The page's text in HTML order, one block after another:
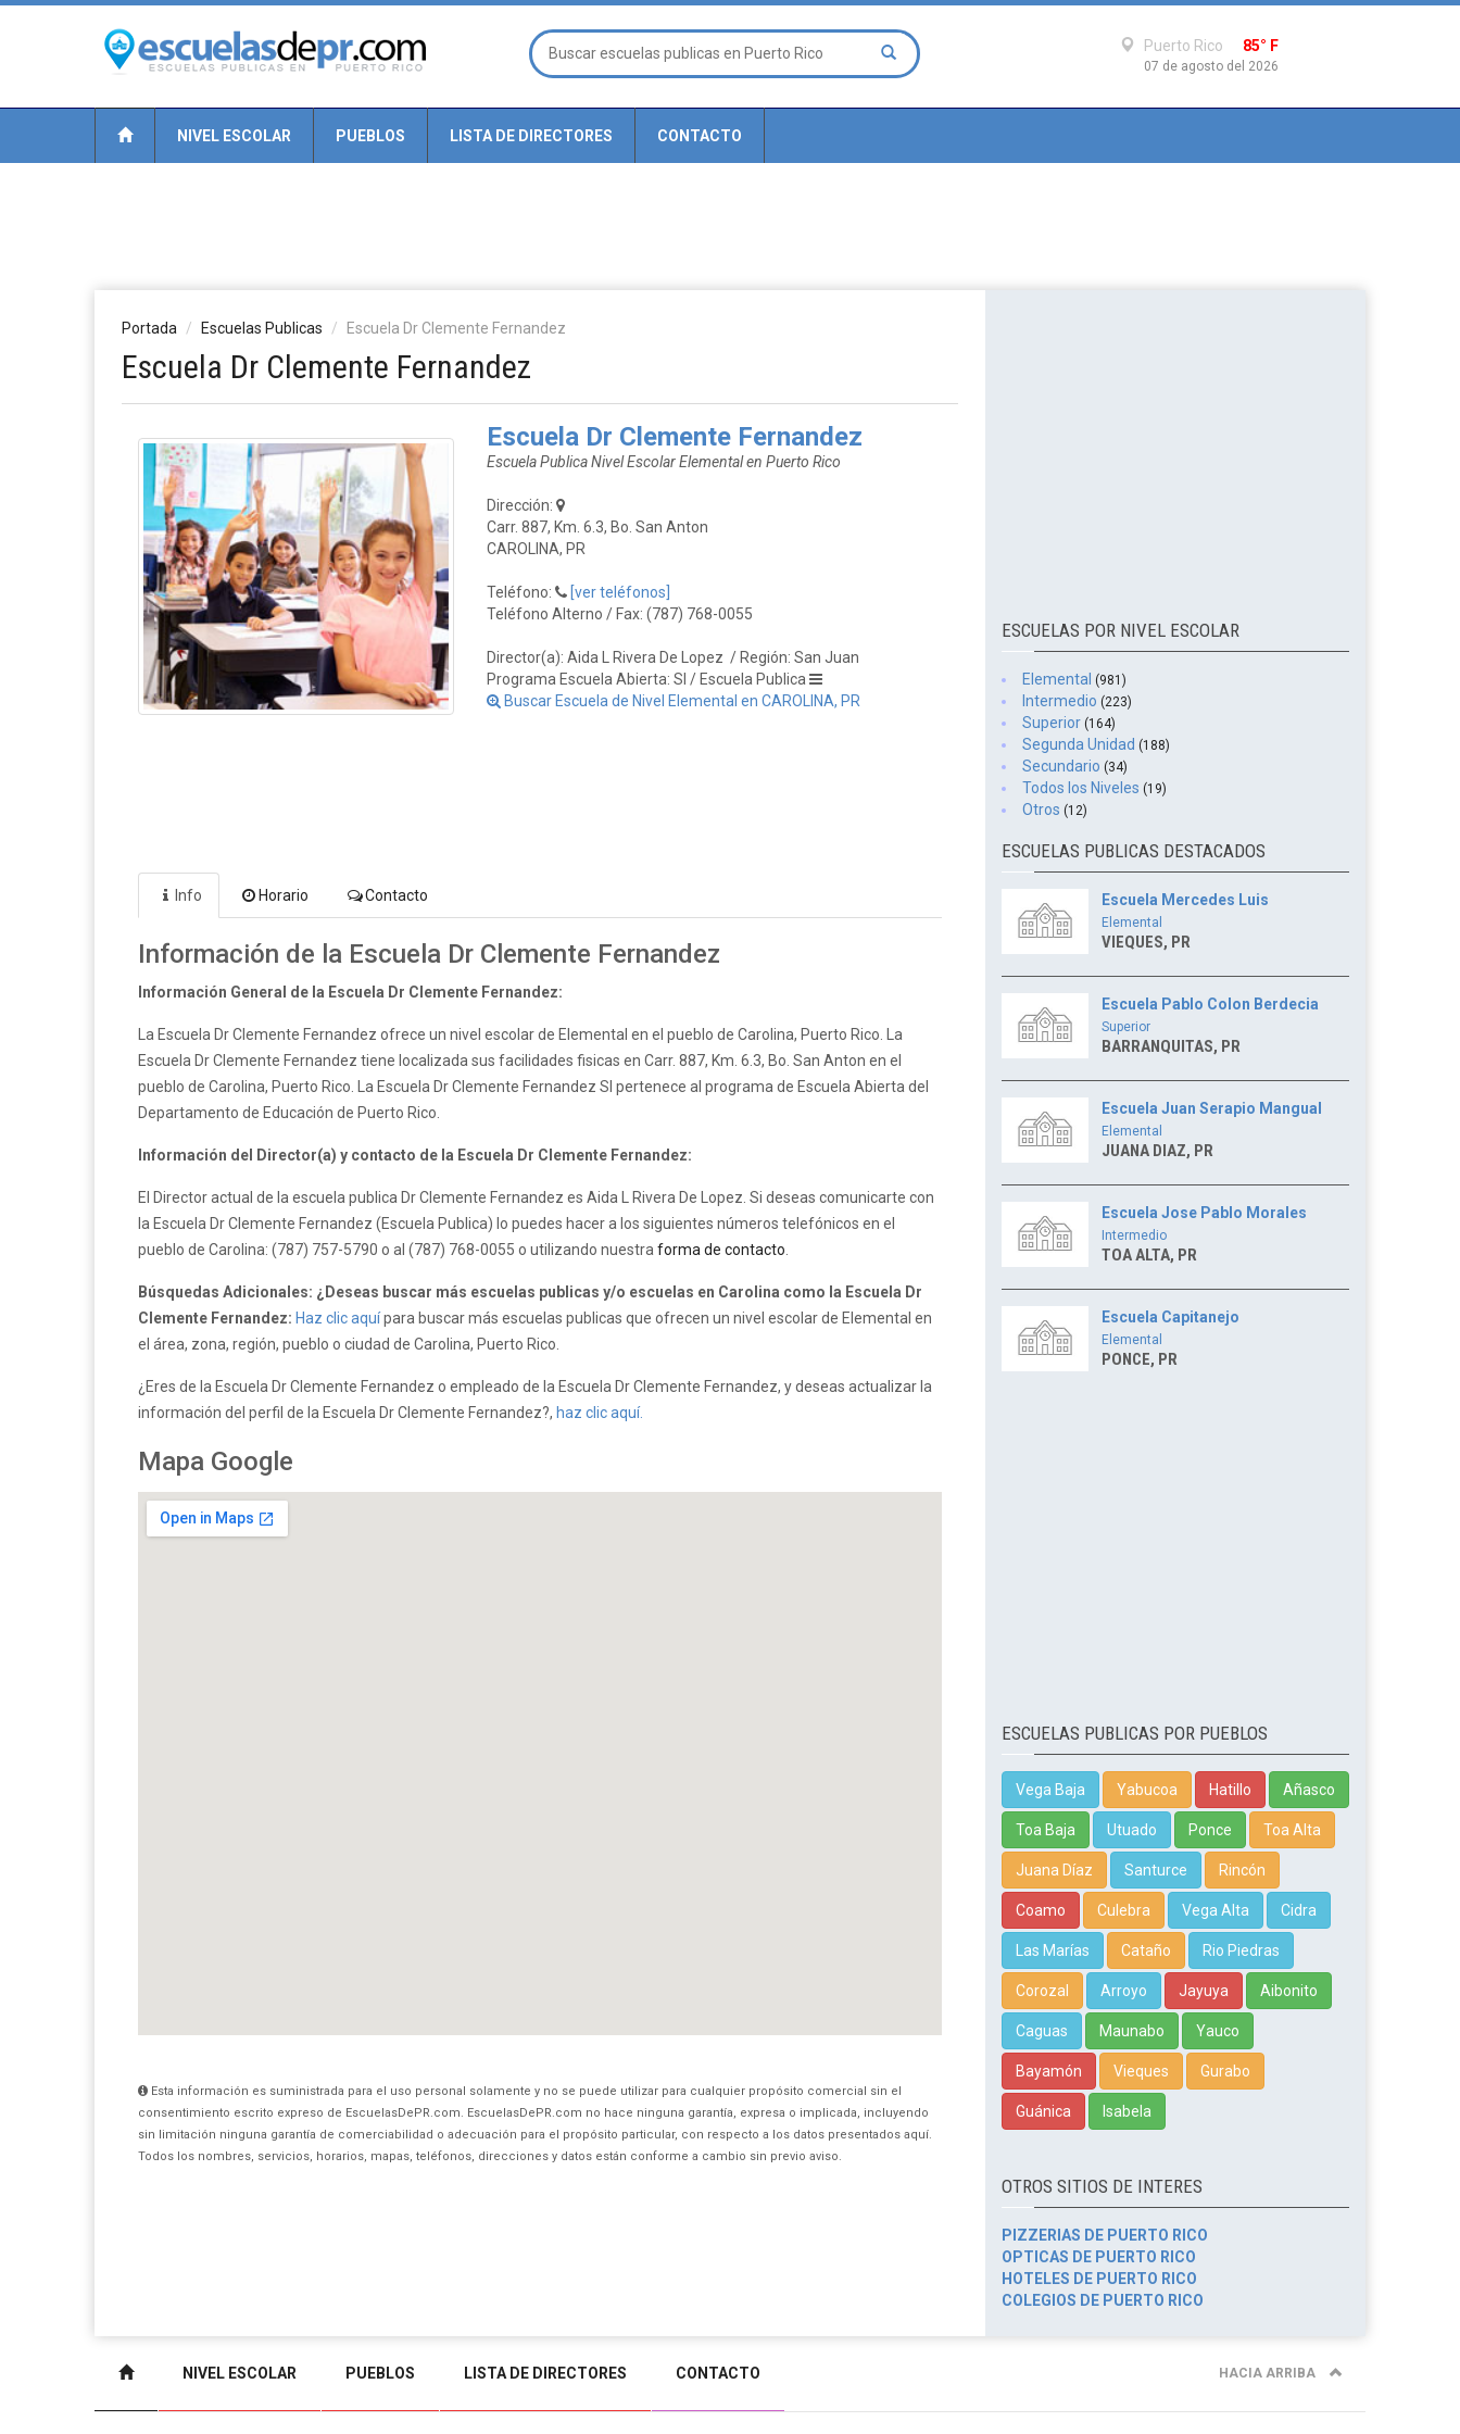
Puerto Rico 85° F
07 de agosto del 2026
NIVEL ESCOLAR PUEBLOS LISTA DE DIRECTORES CONTACTO
Portada Escuelas Publicas Escuela Dr Clemente Fernandez
Escuela Dr Clemente Fernandez
Escuela Dr Clemente Fernandez
Escuela Publica Nivel Escolar Elemental en Puerto Rico
Dirección:
Carr. 887, Km. 6.3, Bo. San Anton
CAROLINA, PR
Teléfono:
[ver teléfonos]
Teléfono Alterno / Fax: (787) 768-0055
Director(a): Aida L Rivera De Lopez / Región: San Juan
Programa Escuela Abierta: SI / Escuela Publica
Buscar Escuela de Nivel Elemental en CAROLINA, PR
Info Horario Contacto
Información de la Escuela Dr Clemente Fernandez
Información General de la Escuela Dr Clemente Fernandez:
La Escuela Dr Clemente Fernandez ofrece un nivel escolar de Elemental en el pueblo de Carolina, Puerto Rico. La
Escuela Dr Clemente Fernandez tiene localizada sus facilidades fisicas en Carr. 887, Km. 6.3, Bo. San Anton en el
pueblo de Carolina, Puerto Rico. La Escuela Dr Clemente Fernandez SI pertenece al programa de Escuela Abierta del
Departamento de Educación de Puerto Rico.
Información del Director(a) y contacto de la Escuela Dr Clemente Fernandez:
El Director actual de la escuela publica Dr Clemente Fernandez es Aida L Rivera De Lopez. Si deseas comunicarte con
la Escuela Dr Clemente Fernandez (Escuela Publica) lo puedes hacer a los siguientes números telefónicos en el
pueblo de Carolina: (787) 757-5790 o al (787) 768-0055 o utilizando nuestra forma de contacto
Búsquedas Adicionales: ¿Deseas buscar más escuelas publicas y/o escuelas en Carolina como la Escuela Dr
Clemente Fernandez: Haz clic aquípara buscar más escuelas publicas que ofrecen un nivel escolar de Elemental en
el área, zona, región, pueblo o ciudad de Carolina, Puerto Rico.
¿Eres de la Escuela Dr Clemente Fernandez o empleado de la Escuela Dr Clemente Fernandez, y deseas actualizar la
información del perfil de la Escuela Dr Clemente Fernandez?, haz clic aquí.
Mapa Google
Esta información es suministrada para el uso personal solamente y no se puede utilizar para cualquier propósito comercial sin el
consentimiento escrito expreso de EscuelasDePR.com. EscuelasDePR.com no hace ninguna garantía, expresa o implicada, incluyendo
sin limitación ninguna garantía de comerciabilidad o adecuación para el propósito particular, con respecto a los datos presentados aquí.
Todos los nombres, servicios, horarios, mapas, teléfonos, direcciones y datos están conforme a cambio sin previo aviso.
ESCUELAS POR NIVEL ESCOLAR
Elemental (981)
Intermedio (223)
Superior (164)
Segunda Unidad (188)
Secundario (34)
Todos los Niveles (19)
Otros (12)
ESCUELAS PUBLICAS DESTACADOS
Escuela Mercedes Luis
Elemental
VIEQUES, PR
Escuela Pablo Colon Berdecia
Superior
BARRANQUITAS, PR
Escuela Juan Serapio Mangual
Elemental
JUANA DIAZ, PR
Escuela Jose Pablo Morales
Intermedio
TOA ALTA, PR
Escuela Capitanejo
Elemental
PONCE, PR
ESCUELAS PUBLICAS POR PUEBLOS
Vega Baja Yabucoa Hatillo Añasco
Toa Baja Utuado Ponce Toa Alta
Juana Díaz Santurce Rincón
Coamo Culebra Vega Alta Cidra
Las Marías Cataño Rio Piedras
Corozal Arroyo Jayuya Aibonito
Caguas Maunabo Yauco
Bayamón Vieques Gurabo
Guánica Isabela
OTROS SITIOS DE INTERES
PIZZERIAS DE PUERTO RICO
OPTICAS DE PUERTO RICO
HOTELES DE PUERTO RICO
COLEGIOS DE PUERTO RICO
NIVEL ESCOLAR PUEBLOS LISTA DE DIRECTORES CONTACTO HACIA ARRIBA